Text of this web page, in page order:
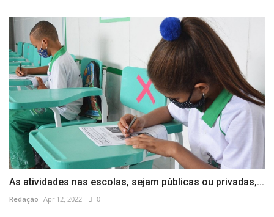
As atividades nas escolas, sejam públicas ou privadas,...
Redação Apr 12, 2022 0